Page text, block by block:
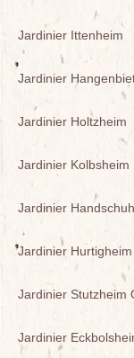
Jardinier Ittenheim
Jardinier
Jardinier Holtzheim
Jardinier Kolbsheim
Jardinier
Jardinier Hurtigheim
Jardinier Stutzheim
Jardinier